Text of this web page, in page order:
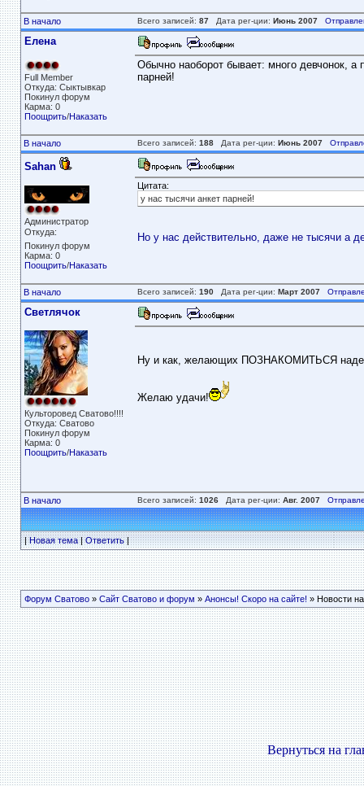
В начало Всего записей: 87Дата рег-ции: Июнь 2007
Елена
Full Member
Откуда: Сыктывкар
Покинул форум
Карма: 0
Поощрить/Наказать
Обычно наоборот бывает: много девчонок, а
парней!
В начало Всего записей: 188Дата рег-ции: Июнь 2007
Sahan
Администратор
Откуда: 
Покинул форум
Карма: 0
Поощрить/Наказать
Цитата:
у нас тысячи анкет парней!
Но у нас действительно, даже не тысячи а
В начало Всего записей: 190Дата рег-ции: Март 2007
Светлячок
Культоровед Сватово!!!!
Откуда: Сватово
Покинул форум
Карма: 0
Поощрить/Наказать
Ну и как, желающих ПОЗНАКОМИТЬСЯ
Желаю удачи!
В начало Всего записей: 1026Дата рег-ции: Авг. 2007
|Новая тема|Ответить|
Форум Сватово» Сайт Сватово и форум » Анонсы! Скоро на сайте! » Новости
Вернуться на